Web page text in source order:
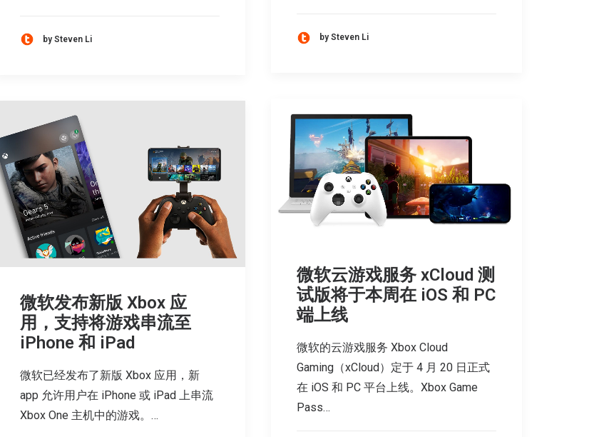
by Steven Li by Steven Li
微软云游戏服务 xCloud 测
试版将于本周在 iOS 和 PC
端上线
微软的云游戏服务 Xbox Cloud
Gaming（xCloud）定于 4 月 20 日正式
在 iOS 和 PC 平台上线。Xbox Game
Pass…
微软发布新版 Xbox 应
用，支持将游戏串流至
iPhone 和 iPad
微软已经发布了新版 Xbox 应用，新
app 允许用户在 iPhone 或 iPad 上串流
Xbox One 主机中的游戏。…